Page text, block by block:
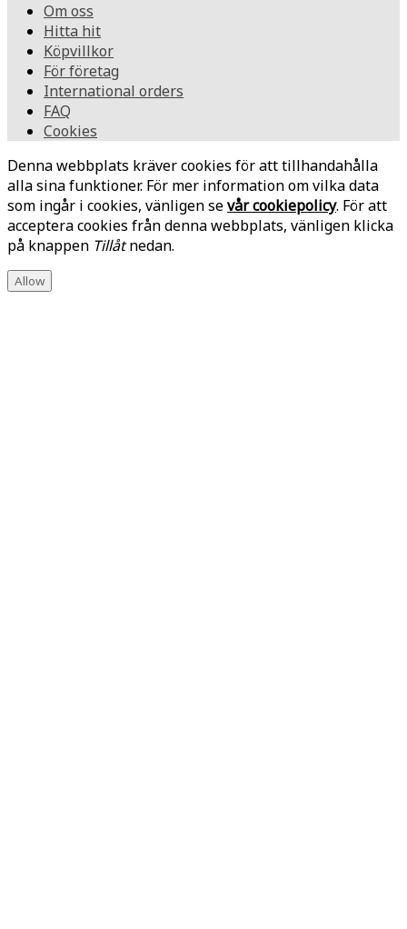
Om oss
Hitta hit
Köpvillkor
För företag
International orders
FAQ
Cookies
Denna webbplats kräver cookies för att tillhandahålla
alla sina funktioner. För mer information om vilka data
som ingår i cookies, vänligen sevår cookiepolicy. För att
acceptera cookies från denna webbplats, vänligen klicka
på knappen Tillåtnedan.
Allow